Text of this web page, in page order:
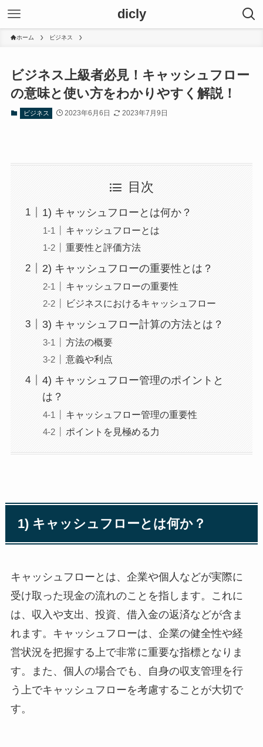
dicly
ホーム ビジネス
ビジネス上級者必見！キャッシュフロー
の意味と使い方をわかりやすく解説！
ビジネス 2023年6月6日 2023年7月9日
目次
1) キャッシュフローとは何か？
キャッシュフローとは
重要性と評価方法
2) キャッシュフローの重要性とは？
キャッシュフローの重要性
ビジネスにおけるキャッシュフロー
3) キャッシュフロー計算の方法とは？
方法の概要
意義や利点
4) キャッシュフロー管理のポイントと
は？
キャッシュフロー管理の重要性
ポイントを見極める力
1) キャッシュフローとは何か？
キャッシュフローとは、企業や個人などが実際に
受け取った現金の流れのことを指します。これに
は、収入や支出、投資、借入金の返済などが含ま
れます。キャッシュフローは、企業の健全性や経
営状況を把握する上で非常に重要な指標となりま
す。また、個人の場合でも、自身の収支管理を行
う上でキャッシュフローを考慮することが大切で
す。